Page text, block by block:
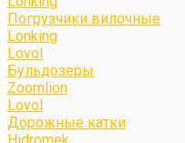
Погрузчики вилочные
Lonking
Lovol
Бульдозеры
Zoomlion
Lovol
Дорожные катки